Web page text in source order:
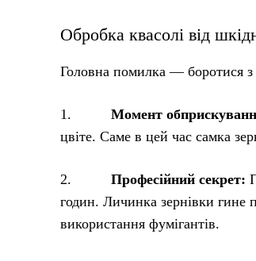
Обробка квасолі від
Головна помилка — боротися з
1. Момент
цвіте. Саме в цей час самка
2. Професійний секрет:
годин. Личинка зернівки гине
використання фумігантів.